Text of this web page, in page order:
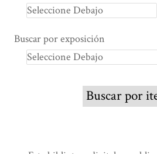
Buscar por exposición